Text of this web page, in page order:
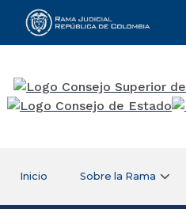
Rama Judicial
Inicio Sobre la Rama